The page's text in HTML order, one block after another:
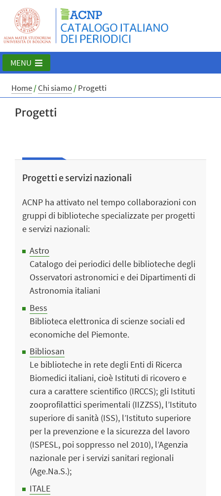
MENU
Home/Chi siamo/Progetti
Progetti
Progetti e servizi nazionali
ACNP ha attivato nel tempo collaborazioni con
gruppi di biblioteche specializzate per progetti
e servizi nazionali:
Astro
Catalogo dei periodici delle biblioteche degli
Osservatori astronomici e dei Dipartimenti di
Astronomia italiani
Bess
Biblioteca elettronica di scienze sociali ed
economiche del Piemonte.
Bibliosan
Le biblioteche in rete degli Enti di Ricerca
Biomedici italiani, cioè Istituti di ricovero e
cura a carattere scientifico (IRCCS); gli Istituti
zooprofilattici sperimentali (IIZZSS), l’Istituto
superiore di sanità (ISS), l’Istituto superiore
per la prevenzione e la sicurezza del lavoro
(ISPESL, poi soppresso nel 2010), l’Agenzia
nazionale per i servizi sanitari regionali
(Age.Na.S.);
ITALE